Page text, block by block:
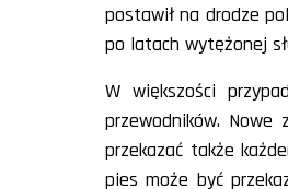
postawił na drodze
po latach wytężonej
W większości
przewodników. Nowe
przekazać także
pies może być